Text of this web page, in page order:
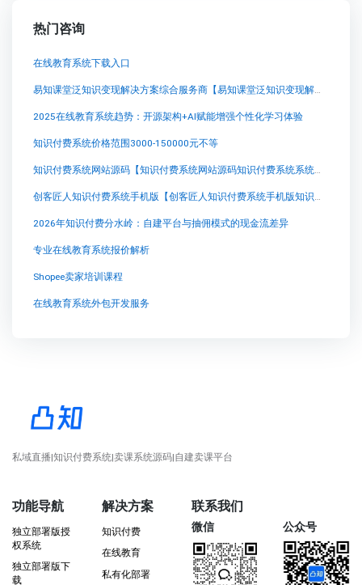
热门咨询
在线教育系统下载入口
易知课堂泛知识变现解决方案综合服务商【易知课堂泛知识变现解决方案综合服务商知识付费系统系统怎么制作，知识付费系统搭建使用教程】
2025在线教育系统趋势：开源架构+AI赋能增强个性化学习体验
知识付费系统价格范围3000-150000元不等
知识付费系统网站源码【知识付费系统网站源码知识付费系统系统怎么制作，知识付费系统搭建使用教程】
创客匠人知识付费系统手机版【创客匠人知识付费系统手机版知识付费系统系统怎么制作，知识付费系统搭建使用教程】
2026年知识付费分水岭：自建平台与抽佣模式的现金流差异
专业在线教育系统报价解析
Shopee卖家培训课程
在线教育系统外包开发服务
私域直播|知识付费系统|卖课系统源码|自建卖课平台
功能导航
独立部署版授
权系统
独立部署版下
载
解决方案
知识付费
在线教育
私有化部署
联系我们
微信 公众号